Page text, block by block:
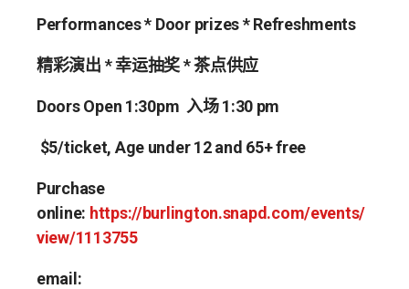
Performances * Door prizes * Refreshments
精彩演出 *幸运抽奖*茶点供应
Doors Open 1:30pm 入场1:30 pm
$5/ticket, Age under 12 and 65+ free
Purchase
online: https://burlington.snapd.com/events/
view/1113755
email: